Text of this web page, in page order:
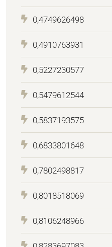
0,4749626498
0,4910763931
0,5227230577
0,5479612544
0,5837193575
0,6833801648
0,7802498817
0,8018518069
0,8106248966